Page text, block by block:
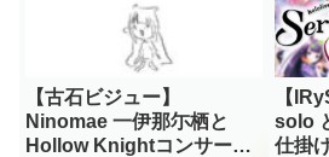
【古石ビジュー】
Ninomae 一伊那尓栖と
Hollow Knightコンサート
【
solo
仕掛